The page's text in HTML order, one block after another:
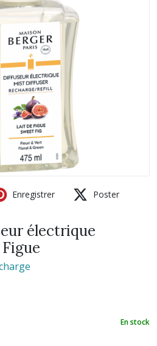
Enregistrer Poster
électrique
En stock